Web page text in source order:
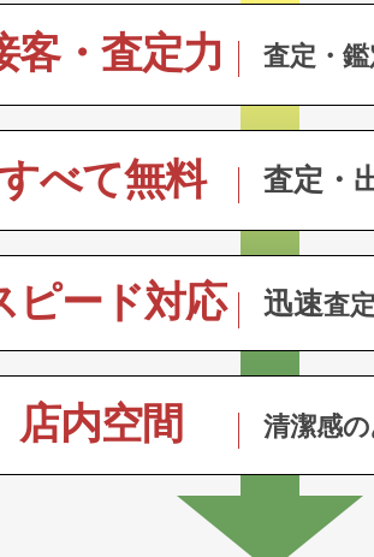
客・査定力 査定・
べて無料 査定・
ピード対応 迅速査
店内空間 清潔感